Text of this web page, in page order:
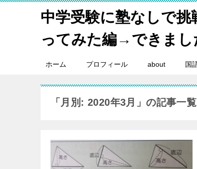
中学受験に塾なしで
ってみた編→できまし
ホーム プロフィール about 国
「月別: 2020年3月」の記事一覧